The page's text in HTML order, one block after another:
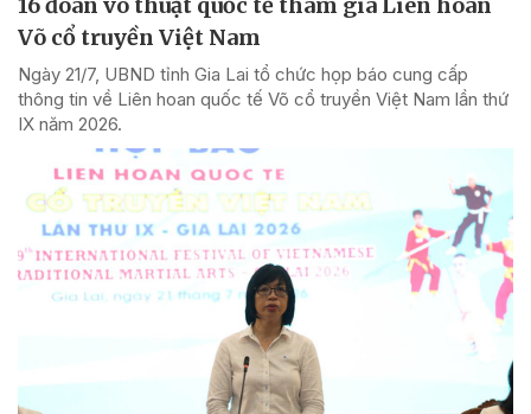
Võ cổ truyền Việt Nam
Ngày 21/7, UBND tỉnh Gia Lai tổ chức họp báo cung cấp
thông tin về Liên hoan quốc tế Võ cổ truyền Việt Nam lần thứ
IX năm 2026.